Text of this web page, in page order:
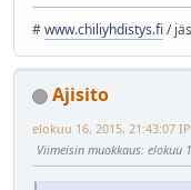
#www.chiliyhdistys.fi/
Ajisito
elokuu 16, 2015, 21:43:07 IP
Viimeisin muokkaus: elokuu